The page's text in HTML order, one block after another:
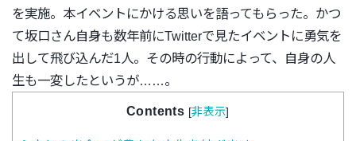
を実施。 本イベントにかける思いを語ってもらった。 かつ
て坂口さん自身も数年前にTwitterで見たイベントに勇気を
出して飛び込んだ1人。その時の行動によって、
自身の人
生も一変したというが……。
Contents [非表示]